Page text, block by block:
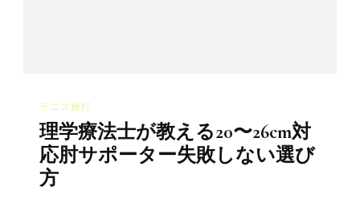
テニス旅行
理学療法士が教える20〜26cm対
応肘サポーター失敗しない選び
方